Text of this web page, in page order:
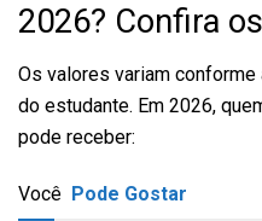
2026? Confira
Os valores variam
do estudante. Em 2026,
pode receber:
Você Pode Gostar